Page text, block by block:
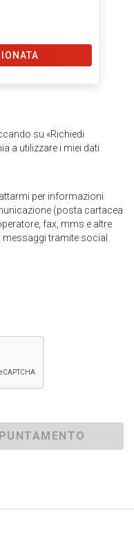
su «Richiedi
a utilizzare i miei dati
per informazioni
(posta cartacea
fax, mms e altre
tramite social